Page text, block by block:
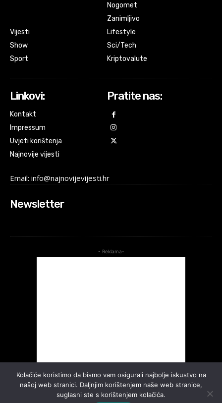
Vijesti
Show
Sport
Nogomet
Zanimljivo
Lifestyle
Sci/Tech
Kriptovalute
Linkovi:
Kontakt
Impressum
Uvjeti korištenja
Najnovije vijesti
Pratite nas:
Email: info@najnovijevijesti.hr
Newsletter
- Reklama-
Kolačiće koristimo da bismo vam osigurali najbolje iskustvo na
našoj web stranici. Daljnjim korištenjem naše web stranice,
suglasni ste s korištenjem kolačića.